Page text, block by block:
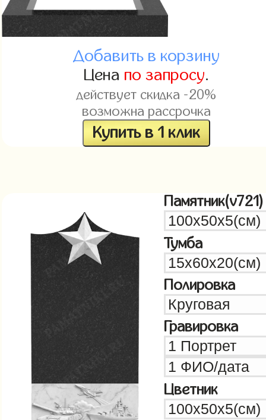
Добавить в корзину
Цена по запросу.
действует скидка -20%
возможна рассрочка
Купить в 1 клик
Памятник(v721)
Тумба
Полировка
Гравировка
Цветник